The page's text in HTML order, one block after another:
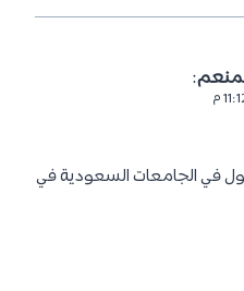
:
في الجامعات السعودية في